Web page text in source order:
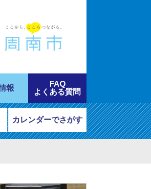
報
FAQ
よくある質問
カレンダーでさがす